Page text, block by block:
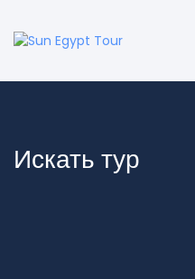
Искать тур